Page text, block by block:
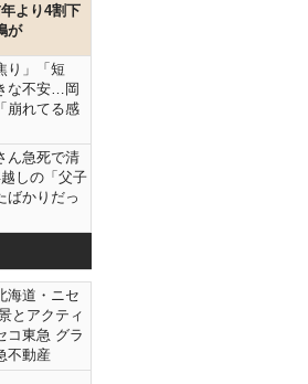
より4割下
が
り」「短
な不安…岡
崩れてる感
ん急死で清
しの「父子
ばかりだっ
海道・ニセ
とアクティ
コ東急 グラ
不動産